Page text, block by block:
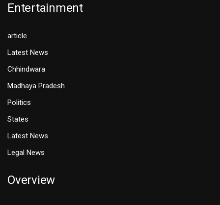
Entertainment
article
Latest News
Chhindwara
Madhaya Pradesh
Politics
States
Latest News
Legal News
Overview